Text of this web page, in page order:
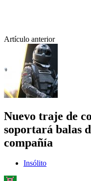
Artículo anterior
Nuevo traje de
soportará balas
compañía
Insólito